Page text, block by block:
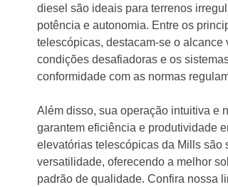
diesel são ideais para terrenos
potência e autonomia. Entre os
telescópicas, destacam-se o alcance
condições desafiadoras e os
conformidade com as normas
Além disso, sua operação intuitiva e
garantem eficiência e produtividade
elevatórias telescópicas da Mills são
versatilidade, oferecendo a melhor
padrão de qualidade. Confira nossa